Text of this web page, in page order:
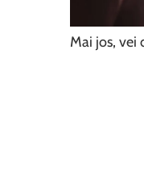
Mai jos, vei